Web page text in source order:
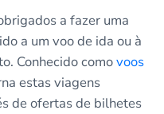
a fazer uma
a um voo de ida ou à
Conhecido comovoos
estas viagens
de ofertas de bilhetes